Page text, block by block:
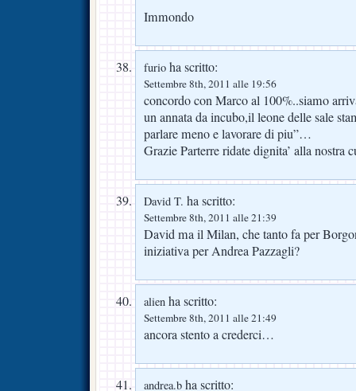
Immondo
furio ha scritto:
Settembre 8th, 2011 alle 19:56
concordo con Marco al 100%..siamo
un annata da incubo,il leone delle sale
parlare meno e lavorare di piu”…
Grazie Parterre ridate dignita’ alla nostra
David T. ha scritto:
Settembre 8th, 2011 alle 21:39
David ma il Milan, che tanto fa per
iniziativa per Andrea Pazzagli?
alien ha scritto:
Settembre 8th, 2011 alle 21:49
ancora stento a crederci…
andrea.b ha scritto: